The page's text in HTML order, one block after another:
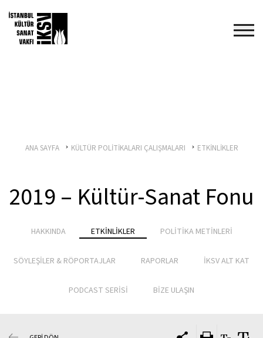
ANA SAYFA KÜLTÜR POLİTİKALARI ÇALIŞMALARI ETKİNLİKLER
2019 – Kültür-Sanat Fonu
HAKKINDA ETKİNLİKLER POLİTİKA METİNLERİ
SÖYLEŞİLER & RÖPORTAJLAR RAPORLAR İKSV ALT KAT
PODCAST SERİSİ BİZE ULAŞIN